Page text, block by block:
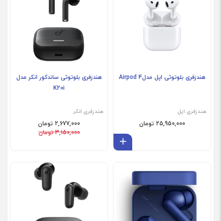
هندزفری بلوتوثی اپل مدلAirpod 4
هندزفری اپل
25,950,000 تومان
هندزفری بلوتوثی ساندکور انکر مدل
K20i
هندزفری انکر
2,677,000 تومان
3,150,000 تومان
فروش ویژه فروش ویژه